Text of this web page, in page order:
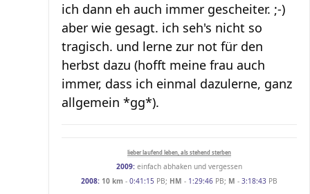
ich dann eh auch immer gescheiter. ;-)
aber wie gesagt. ich seh's nicht so
tragisch. und lerne zur not für den
herbst dazu (hofft meine frau auch
immer, dass ich einmal dazulerne, ganz
allgemein *gg*).
lieber laufend leben, als stehend sterben
2009: einfach abhaken und vergessen
2008: 10 km - 0:41:15 PB; HM - 1:29:46 PB; M - 3:18:43 PB